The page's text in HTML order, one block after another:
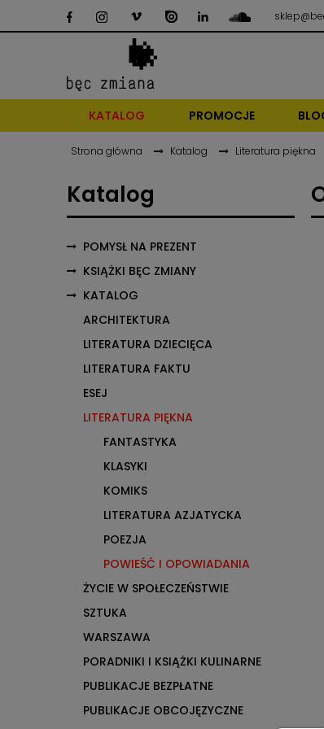
KATALOG PROMOCJE
Strona główna Katalog Literatura piękna
Katalog
POMYSŁ NA PREZENT
KSIĄŻKI BĘC ZMIANY
KATALOG
ARCHITEKTURA
LITERATURA DZIECIĘCA
LITERATURA FAKTU
ESEJ
LITERATURA PIĘKNA
FANTASTYKA
KLASYKI
KOMIKS
LITERATURA AZJATYCKA
POEZJA
POWIEŚĆ I OPOWIADANIA
ŻYCIE W SPOŁECZEŃSTWIE
SZTUKA
WARSZAWA
PORADNIKI I KSIĄŻKI KULINARNE
PUBLIKACJE BEZPŁATNE
PUBLIKACJE OBCOJĘZYCZNE